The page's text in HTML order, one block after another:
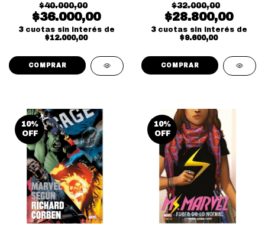
$40.000,00
$36.000,00
3 cuotas sin interés de
$12.000,00
$32.000,00
$28.800,00
3 cuotas sin interés de
$9.600,00
10%
OFF
10%
OFF